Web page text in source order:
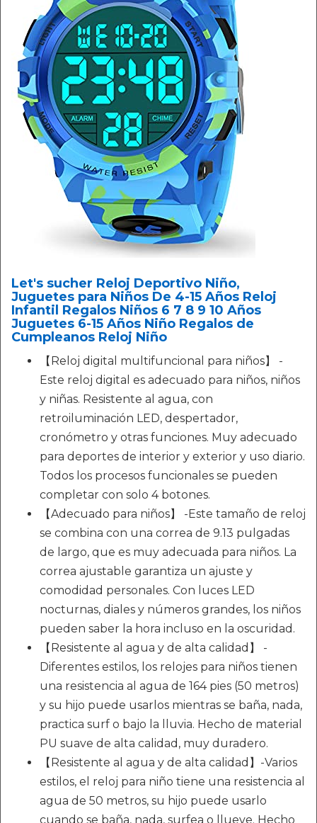
Let's sucher Reloj Deportivo Niño,
Juguetes para Niños De 4-15 Años Reloj
Infantil Regalos Niños 6 7 8 9 10 Años
Juguetes 6-15 Años Niño Regalos de
Cumpleanos Reloj Niño
【Reloj digital multifuncional para niños】 -
Este reloj digital es adecuado para niños, niños
y niñas. Resistente al agua, con
retroiluminación LED, despertador,
cronómetro y otras funciones. Muy adecuado
para deportes de interior y exterior y uso diario.
Todos los procesos funcionales se pueden
completar con solo 4 botones.
【Adecuado para niños】 -Este tamaño de reloj
se combina con una correa de 9.13 pulgadas
de largo, que es muy adecuada para niños. La
correa ajustable garantiza un ajuste y
comodidad personales. Con luces LED
nocturnas, diales y números grandes, los niños
pueden saber la hora incluso en la oscuridad.
【Resistente al agua y de alta calidad】 -
Diferentes estilos, los relojes para niños tienen
una resistencia al agua de 164 pies (50 metros)
y su hijo puede usarlos mientras se baña, nada,
practica surf o bajo la lluvia. Hecho de material
PU suave de alta calidad, muy duradero.
【Resistente al agua y de alta calidad】-Varios
estilos, el reloj para niño tiene una resistencia al
agua de 50 metros, su hijo puede usarlo
cuando se baña, nada, surfea o llueve. Hecho